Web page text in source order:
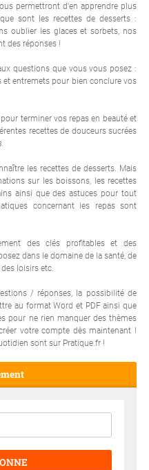
permettront d'en apprendre plus
sont les recettes de desserts :
oublier les glaces et sorbets, nos
des réponses !
questions que vous vous posez :
et entremets pour bien conclure vos
terminer vos repas en beauté et
recettes de douceurs sucrées
les recettes de desserts. Mais
sur les boissons, les recettes
ainsi que des astuces pour tout
concernant les repas sont
des clés profitables et des
dans le domaine de la santé, de
loisirs etc.
/ réponses, la possibilité de
au format Word et PDF ainsi que
pour ne rien manquer des thèmes
votre compte dès maintenant !
sont sur Pratique.fr !